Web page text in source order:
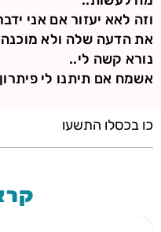
וזה לאא יעזור אם אני
את הדעה שלה ולא
נורא קשה לי..
אשמח אם תיתנו לי פיתרון
כו בכסלו התשעו